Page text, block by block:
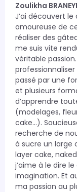
Zoulikha
J’ai découvert
amoureuse de
réaliser des
me suis vite
véritable
passé par une
et plusieurs
d’apprendre
(modelages,
cake...).
recherche de
à sucre un large
layer cake,
j’aime à le dire
imagination. Et
ma passion au